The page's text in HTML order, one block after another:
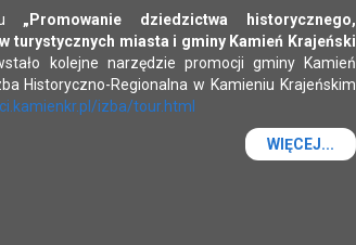
„Promowanie dziedzictwa historycznego,
turystycznych miasta i gminy Kamień Krajeński
kolejne narzędzie promocji gminy Kamień
Historyczno-Regionalna w Kamieniu Krajeńskim
izba/tour.html
WIĘCEJ...